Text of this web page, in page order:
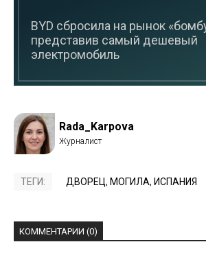
BYD сбросила на рынок
представив самый дешевый
электромобиль
Rada_Karpova
ТЕГИ: ДВОРЕЦ, МОГИЛА, ИСПАНИЯ
КОММЕНТАРИИ (0)